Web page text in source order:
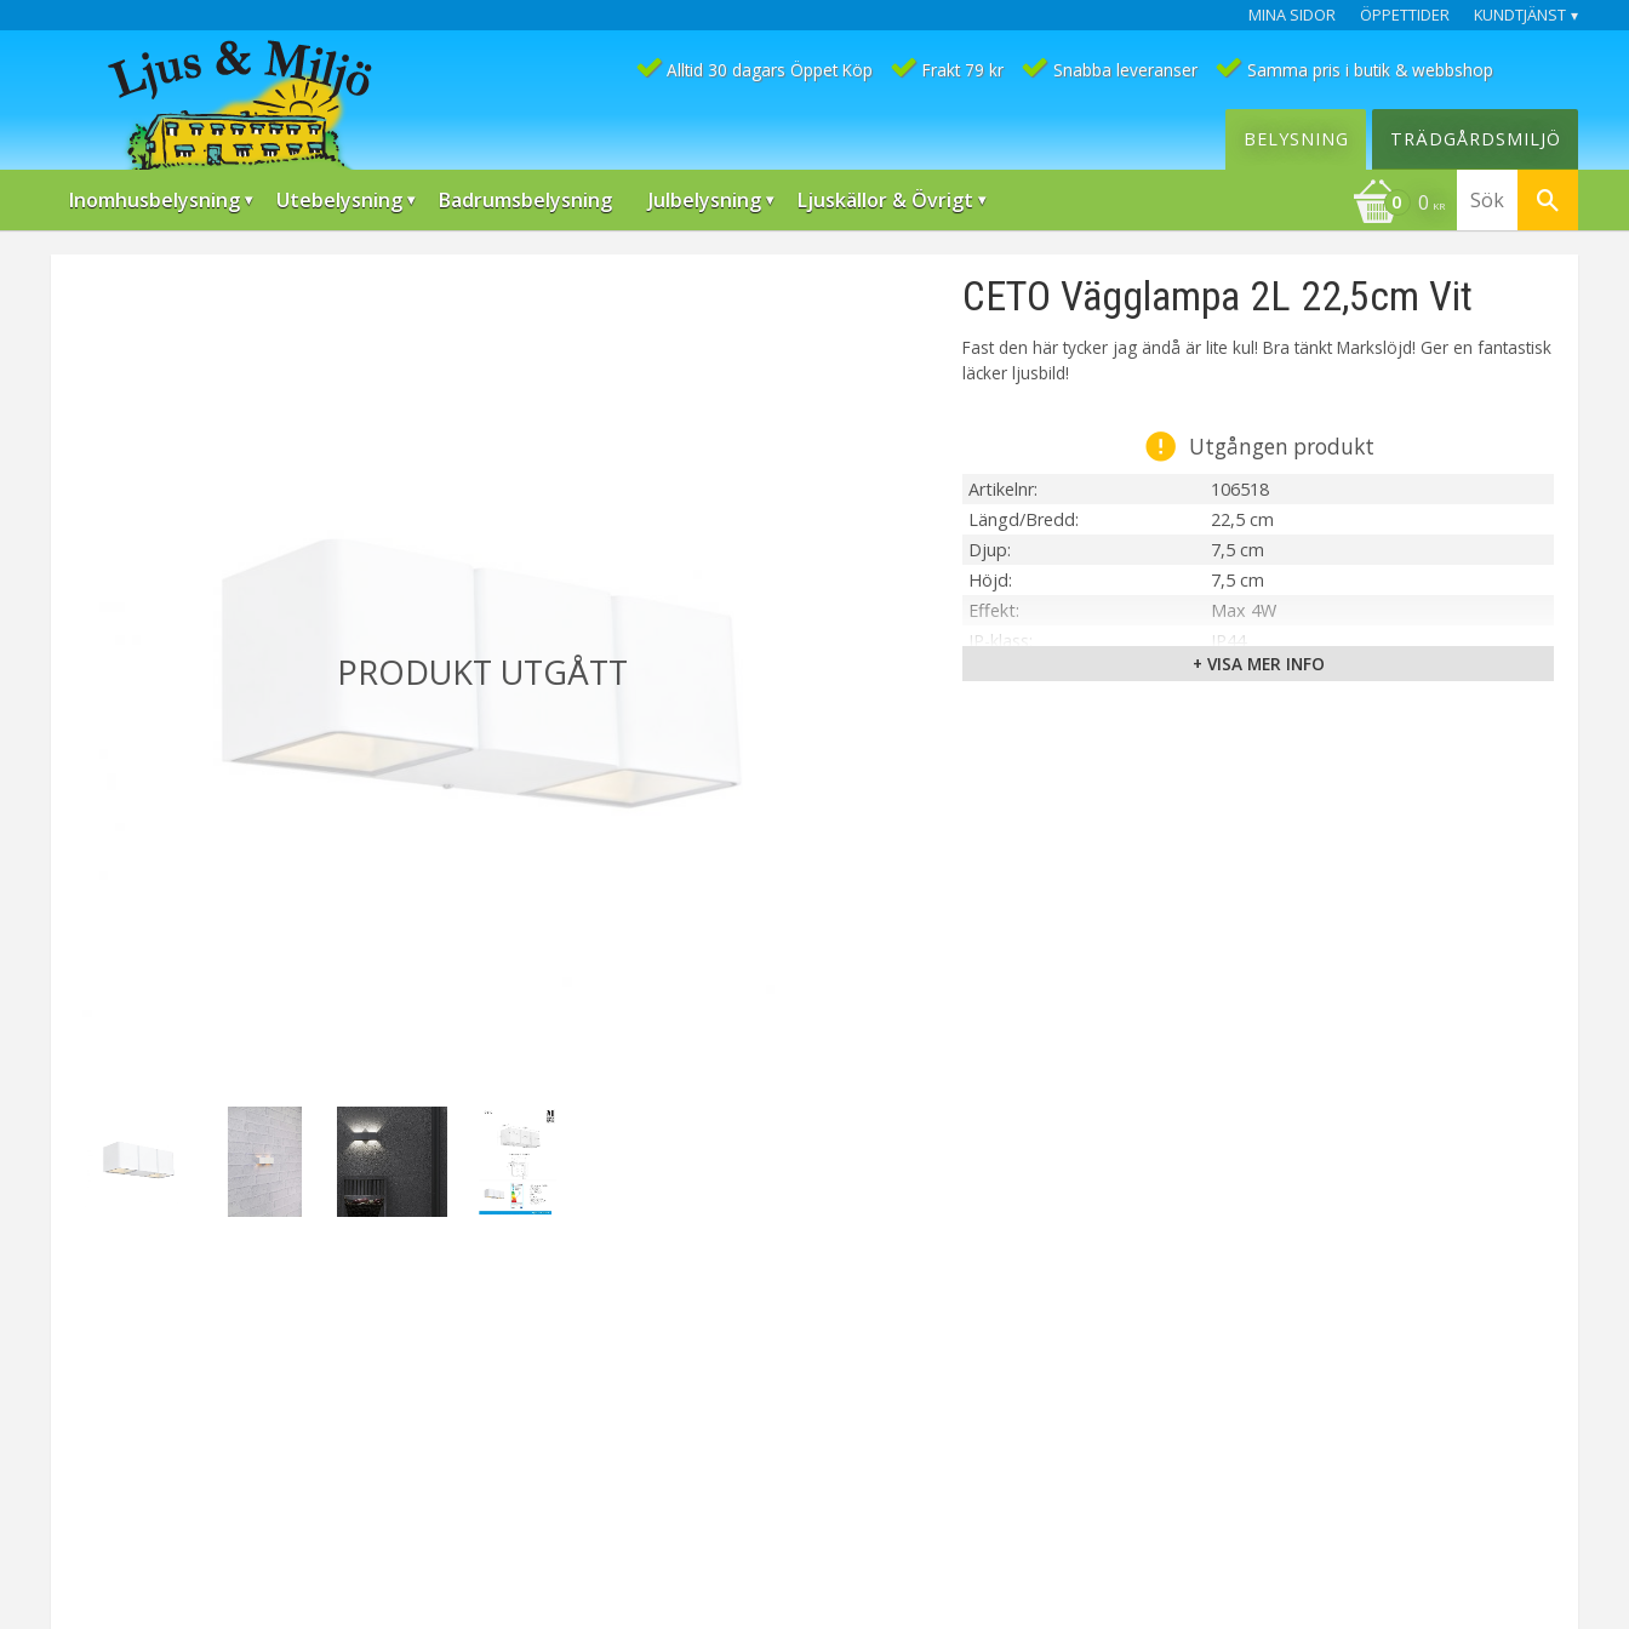
MINA SIDOR ÖPPETTIDER KUNDTJÄNST
Alltid 30 dagars Öppet Köp Frakt 79 kr Snabba leveranser Samma pris i butik & webbshop
Inomhusbelysning Utebelysning Badrumsbelysning Julbelysning Ljuskällor & Övrigt 0 KR
BELYSNING TRÄDGÅRDSMILJÖ
CETO Vägglampa 2L 22,5cm Vit
Fast den här tycker jag ändå är lite kul! Bra tänkt Markslöjd! Ger en fantastisk
läcker ljusbild!
Utgången produkt
Artikelnr
106518
Längd/Bredd
22,5 cm
Djup
7,5 cm
Höjd
7,5 cm
Effekt
Max 4W
IP-klass
IP44
Vit
+ VISA MER INFO